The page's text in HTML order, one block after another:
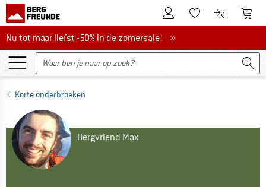
De klantenaccount
Naar deNaar de
Nu tot maar liefst -50% in de zomersale!
Nu tot maar liefst -50% in de zomersale! »
Korte onderbroeken
Bergvriend Max